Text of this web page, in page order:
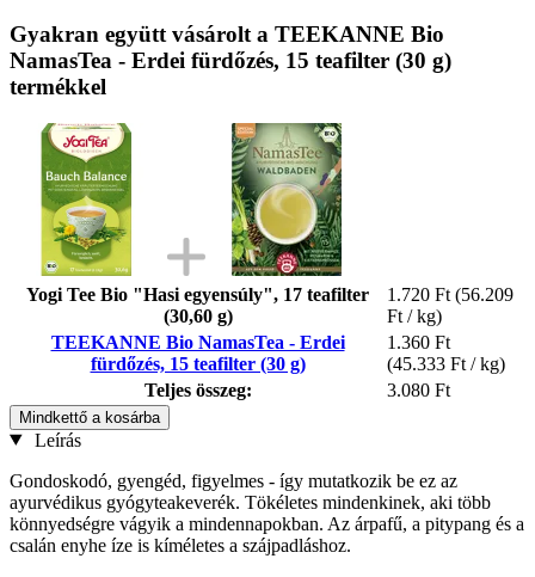
Gyakran együtt vásárolt a TEEKANNE Bio
NamasTea - Erdei fürdőzés, 15 teafilter (30 g)
termékkel
Yogi Tee Bio "Hasi egyensúly", 17 teafilter
(30,60 g)
1.720 Ft (56.209
Ft / kg)
TEEKANNE Bio NamasTea - Erdei
fürdőzés, 15 teafilter (30 g)
1.360 Ft
(45.333 Ft / kg)
Teljes összeg:
3.080 Ft
Mindkettő a kosárba
Leírás
Gondoskodó, gyengéd, figyelmes - így mutatkozik be ez az
ayurvédikus gyógyteakeverék. Tökéletes mindenkinek, aki több
könnyedségre vágyik a mindennapokban. Az árpafű, a pitypang és a
csalán enyhe íze is kíméletes a szájpadláshoz.